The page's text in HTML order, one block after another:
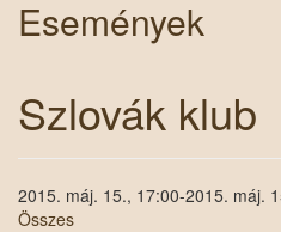
Események
Szlovák klub
2015. máj. 15., 17:00-2015. máj.
Összes